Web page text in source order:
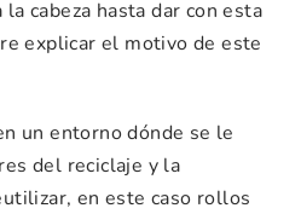
cabeza hasta dar con esta
explicar el motivo de este
un entorno dónde se le
del reciclaje y la
en este caso rollos